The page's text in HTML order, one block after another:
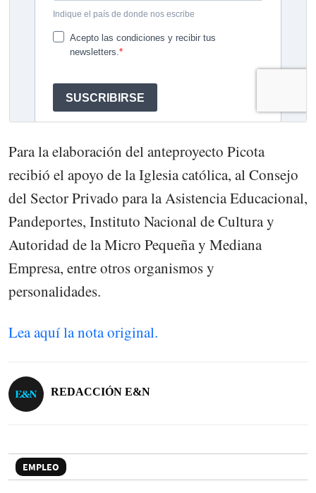
Para la elaboración del anteproyecto Picota
recibió el apoyo de la Iglesia católica, al Consejo
del Sector Privado para la Asistencia Educacional,
Pandeportes, Instituto Nacional de Cultura y
Autoridad de la Micro Pequeña y Mediana
Empresa, entre otros organismos y
personalidades.
Lea aquí la nota original.
REDACCIÓN E&N
EMPLEO